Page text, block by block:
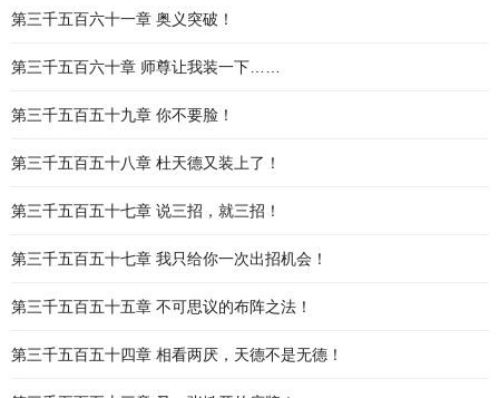
第三千五百六十一章 奥义突破！
第三千五百六十章 师尊让我装一下……
第三千五百五十九章 你不要脸！
第三千五百五十八章 杜天德又装上了！
第三千五百五十七章 说三招，就三招！
第三千五百五十七章 我只给你一次出招机会！
第三千五百五十五章 不可思议的布阵之法！
第三千五百五十四章 相看两厌，天德不是无德！